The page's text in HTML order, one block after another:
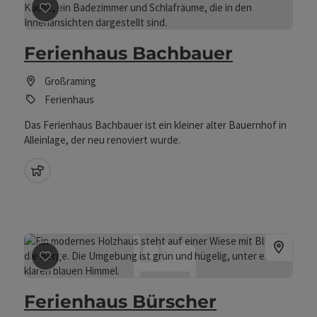
Besuch. Ein großer Garten und Spielbereich ist zum
Entspannen und Austoben vorhanden.
Beitrag merken: Ferienhaus Bachbauer
Ferienhaus Bachbauer
Großraming
Ferienhaus
Das Ferienhaus Bachbauer ist ein kleiner alter Bauernhof in
Alleinlage, der neu renoviert wurde.
Beitrag merken
Ferienhaus Bürscher